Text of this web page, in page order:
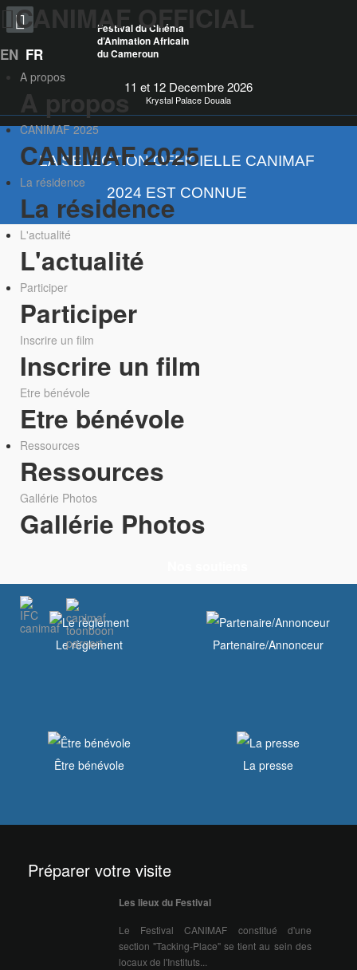
Festival du Cinéma
d’Animation Africain
du Cameroun
11 et 12 Decembre 2026
Krystal Palace Douala
CANIMAF OFFICIAL
EN FR
A propos
A propos
CANIMAF 2025
CANIMAF 2025
La résidence
La résidence
L'actualité
L'actualité
Participer
Participer
Inscrire un film
Inscrire un film
Etre bénévole
Etre bénévole
Ressources
Ressources
Gallérie Photos
Gallérie Photos
LA SÉLECTION OFFICIELLE CANIMAF
2024 EST CONNUE
Le règlement Partenaire/Annonceur
Être bénévole La presse
Préparer votre visite
Les lieux du Festival
Le Festival CANIMAF constitué d'une
section "Tacking-Place" se tient au sein des
locaux de l'Instituts...